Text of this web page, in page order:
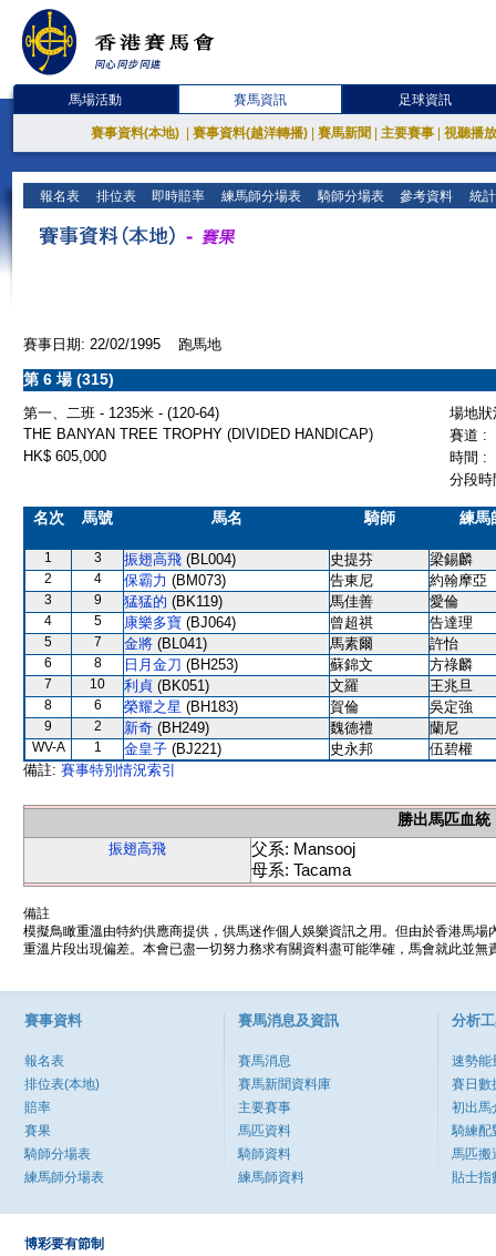
馬場活動 賽馬資訊 足球資訊
賽事資料(本地) 賽事資料(越洋轉播) 賽馬新聞 主要賽事 視聽播
報名表 排位表 即時賠率 練馬師分場表 騎師分場表 參考資料 統
賽事日期: 22/02/1995 跑馬地
第 6 場 (315)
第一、二班 - 1235米 - (120-64)
場地
THE BANYAN TREE TROPHY (DIVIDED HANDICAP)
賽道 :
HK$ 605,000
時間 :
分段
名次 馬號 馬名 騎師 練馬
1 3 振翅高飛 (BL004) 史提芬 梁錫麟
2 4 保霸力 (BM073) 告東尼 約翰摩亞
3 9 猛猛的 (BK119) 馬佳善 愛倫
4 5 康樂多寶 (BJ064) 曾超祺 告達理
5 7 金將 (BL041) 馬素爾 許怡
6 8 日月金刀 (BH253) 蘇錦文 方祿麟
7 10 利貞 (BK051) 文羅 王兆旦
8 6 榮耀之星 (BH183) 賀倫 吳定強
9 2 新奇 (BH249) 魏德禮 蘭尼
WV-A 1 金皇子 (BJ221) 史永邦
伍碧權
備註: 賽事特別情況索引
勝出馬匹血統
振翅高飛
父系: Mansooj
母系: Tacama
備註
模擬鳥瞰重溫由特約供應商提供，供馬迷作個人娛樂資訊之用。但由於香港馬
重溫片段出現偏差。本會已盡一切努力務求有關資料盡可能準確，馬會就此並
賽事資料
報名表
排位表(本地)
賠率
賽果
騎師分場表
練馬師分場表
賽馬消息及資訊
賽馬消息
賽馬新聞資料庫
主要賽事
馬匹資料
騎師資料
練馬師資料
分析
速勢能
賽日數
初出馬
騎練配
馬匹搬
貼士指
博彩要有節制